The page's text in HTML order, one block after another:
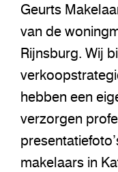
Geurts
van de
Rijnsburg. Wij
hebben een
verzorgen
makelaars in